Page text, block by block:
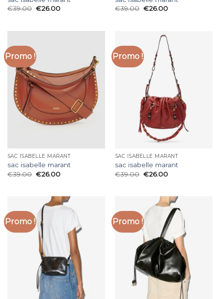
€39.00 €26.00
€39.00 €26.00
Promo !
SAC ISABELLE MARANT
sac isabelle marant
€39.00 €26.00
Promo !
SAC ISABELLE MARANT
sac isabelle marant
€39.00 €26.00
Promo ! Promo !